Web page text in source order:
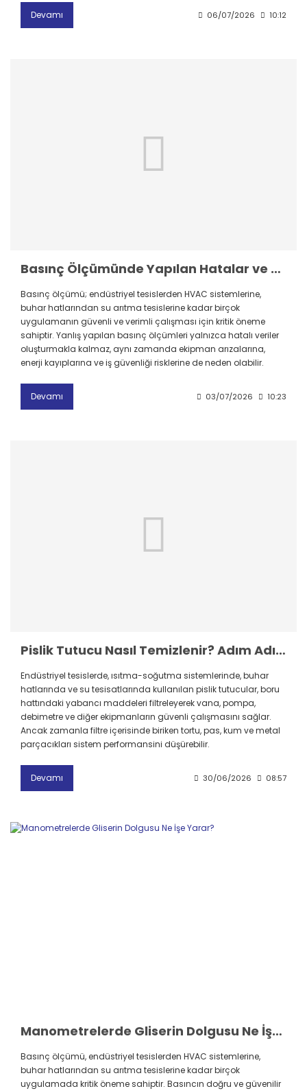
Devamı 06/07/2026 10:12
Basınç Ölçümünde Yapılan Hatalar ve Doğru Ölçüm İçin Dikkat Edilmesi Gerekenler
Basınç ölçümü; endüstriyel tesislerden HVAC sistemlerine,
buhar hatlarından su arıtma tesislerine kadar birçok
uygulamanın güvenli ve verimli çalışması için kritik öneme
sahiptir. Yanlış yapılan basınç ölçümleri yalnızca hatalı veriler
oluşturmakla kalmaz, aynı zamanda ekipman arızalarına,
enerji kayıplarına ve iş güvenliği risklerine de neden olabilir.
Devamı 03/07/2026 10:23
Pislik Tutucu Nasıl Temizlenir? Adım Adım Bakım ve Temizlik Rehberi
Endüstriyel tesislerde, ısıtma-soğutma sistemlerinde, buhar
hatlarında ve su tesisatlarında kullanılan pislik tutucular, boru
hattındaki yabancı maddeleri filtreleyerek vana, pompa,
debimetre ve diğer ekipmanların güvenli çalışmasını sağlar.
Ancak zamanla filtre içerisinde biriken tortu, pas, kum ve metal
parçacıkları sistem performansini düşürebilir.
Devamı 30/06/2026 08:57
Manometrelerde Gliserin Dolgusu Ne İşe Yarar?
Basınç ölçümü, endüstriyel tesislerden HVAC sistemlerine,
buhar hatlarından su arıtma tesislerine kadar birçok
uygulamada kritik öneme sahiptir. Basıncın doğru ve güvenilir